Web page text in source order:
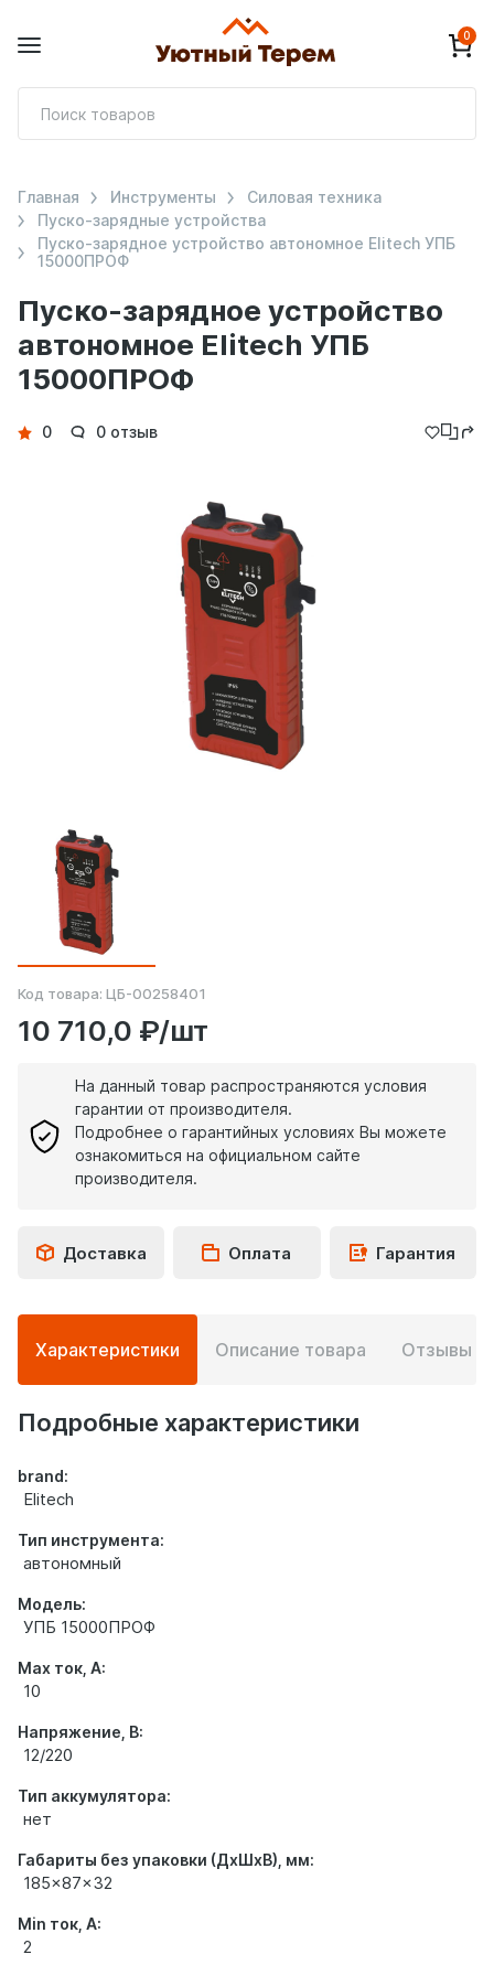
0
Пуско-зарядное устройство
автономное Elitech УПБ
15000ПРОФ
Главная Инструменты
Силовая техника
Пуско-зарядные устройства
Пуско-зарядное устройство автономное Elitech УПБ
15000ПРОФ
Детали
0 0 отзыв
Код товара: ЦБ-00258401
10 710,0 ₽/шт
На данный товар распространяются условия
гарантии от производителя.
Подробнее о гарантийных условиях Вы можете
ознакомиться на официальном сайте
производителя.
Доставка Оплата Гарантия
Подробная
информация
о
товаре
Характеристики Описание товара Отзывы
Подробные характеристики
brand:
Elitech
Тип инструмента:
автономный
Модель:
УПБ 15000ПРОФ
Max ток, А:
10
Напряжение, В:
12/220
Тип аккумулятора:
нет
Габариты без упаковки (ДхШхВ), мм:
185x87x32
Min ток, А:
2